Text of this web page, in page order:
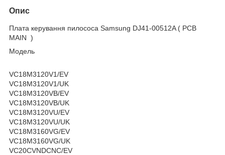
Опис
Плата керування пилососа Samsung DJ41-00512A ( PCB
MAIN )
Модель
VC18M3120V1/EV
VC18M3120V1/UK
VC18M3120VB/EV
VC18M3120VB/UK
VC18M3120VU/EV
VC18M3120VU/UK
VC18M3160VG/EV
VC18M3160VG/UK
VC20CVNDCNC/EV